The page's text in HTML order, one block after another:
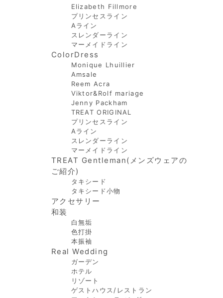
Elizabeth Fillmore
プリンセスライン
Aライン
スレンダーライン
マーメイドライン
ColorDress
Monique Lhuillier
Amsale
Reem Acra
Viktor&Rolf mariage
Jenny Packham
TREAT ORIGINAL
プリンセスライン
Aライン
スレンダーライン
マーメイドライン
TREAT Gentleman(メンズウェアの
ご紹介)
タキシード
タキシード小物
アクセサリー
和装
白無垢
色打掛
本振袖
Real Wedding
ガーデン
ホテル
リゾート
ゲストハウス/レストラン